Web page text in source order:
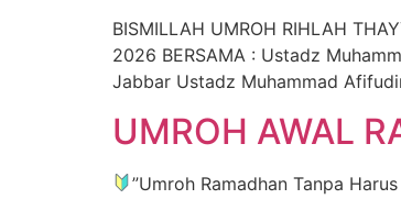
BISMILLAH UMROH RIHLAH
2026 BERSAMA : Ustadz
Jabbar Ustadz Muhammad
UMROH AWAL
”Umroh Ramadhan Tanpa